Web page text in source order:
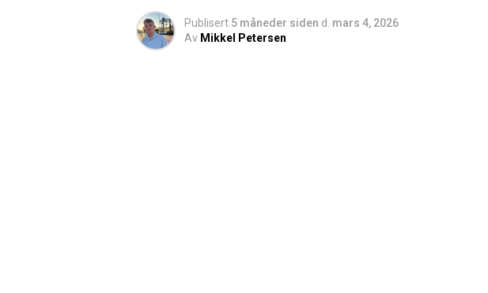
Publisert 5 måneder siden d. mars 4, 2026
Av Mikkel Petersen